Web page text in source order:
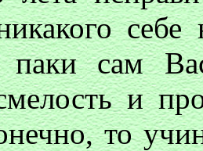
паки сам
и
то